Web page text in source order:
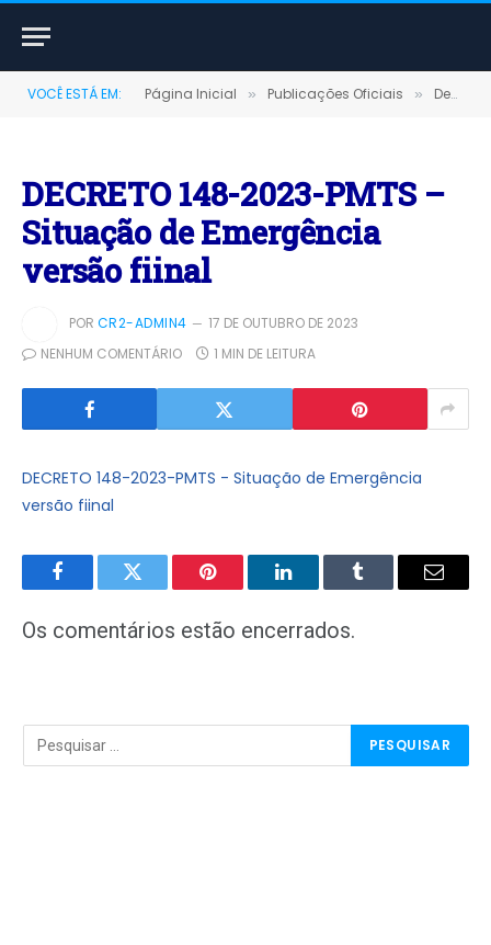
VOCÊ ESTÁ EM: Página Inicial » Publicações Oficiais » Decretos
DECRETO 148-2023-PMTS –
Situação de Emergência
versão fiinal
POR CR2-ADMIN4
17 DE OUTUBRO DE 2023
NENHUM COMENTÁRIO
1 MIN DE LEITURA
DECRETO 148-2023-PMTS - Situação de Emergência
versão fiinal
FacebookTwitter Pinterest LinkedInTumblr
E-
Os comentários estão encerrados.